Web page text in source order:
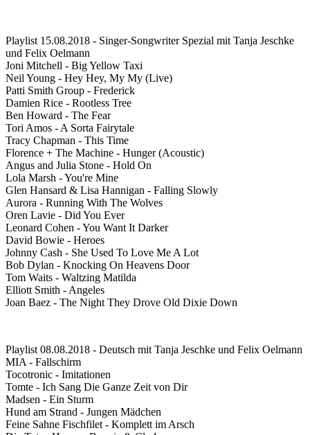
Playlist 15.08.2018 - Singer-Songwriter Spezial mit Tanja Jeschke
und Felix Oelmann
Joni Mitchell - Big Yellow Taxi
Neil Young - Hey Hey, My My (Live)
Patti Smith Group - Frederick
Damien Rice - Rootless Tree
Ben Howard - The Fear
Tori Amos - A Sorta Fairytale
Tracy Chapman - This Time
Florence + The Machine - Hunger (Acoustic)
Angus and Julia Stone - Hold On
Lola Marsh - You're Mine
Glen Hansard & Lisa Hannigan - Falling Slowly
Aurora - Running With The Wolves
Oren Lavie - Did You Ever
Leonard Cohen - You Want It Darker
David Bowie - Heroes
Johnny Cash - She Used To Love Me A Lot
Bob Dylan - Knocking On Heavens Door
Tom Waits - Waltzing Matilda
Elliott Smith - Angeles
Joan Baez - The Night They Drove Old Dixie Down
Playlist 08.08.2018 - Deutsch mit Tanja Jeschke und Felix Oelmann
MIA - Fallschirm
Tocotronic - Imitationen
Tomte - Ich Sang Die Ganze Zeit von Dir
Madsen - Ein Sturm
Hund am Strand - Jungen Mädchen
Feine Sahne Fischfilet - Komplett im Arsch